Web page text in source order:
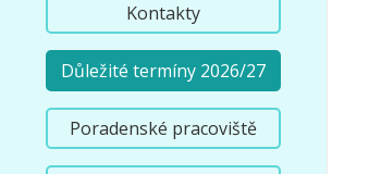
Kontakty
Důležité termíny 2026/27
Poradenské pracoviště